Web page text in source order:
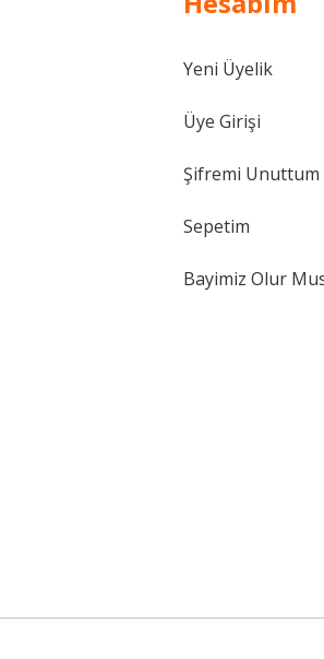
Yeni Üyelik
Üye Girişi
Şifremi Unuttum
Sepetim
Bayimiz Olur